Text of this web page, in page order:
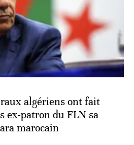
algériens ont fait
ex-patron du FLN sa
marocain